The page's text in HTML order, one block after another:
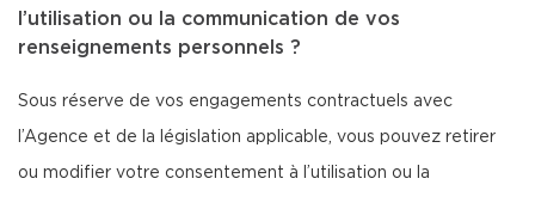
l’utilisation ou la communication de vos
renseignements personnels ?
Sous réserve de vos engagements contractuels avec
l’Agence et de la législation applicable, vous pouvez retirer
ou modifier votre consentement à l’utilisation ou la